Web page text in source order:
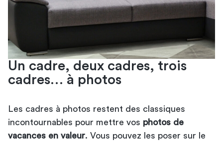
Un cadre, deux cadres, trois
cadres… à photos
Les cadres à photos restent des classiques
incontournables pour mettre vos photos de
vacances en valeur. Vous pouvez les poser sur le